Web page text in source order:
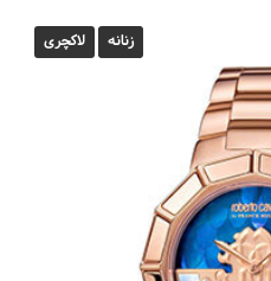
زنانه لاکچری